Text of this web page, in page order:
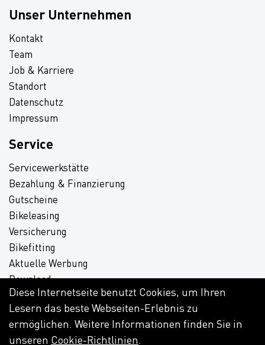
Unser Unternehmen
Kontakt
Team
Job & Karriere
Standort
Datenschutz
Impressum
Service
Servicewerkstätte
Bezahlung & Finanzierung
Gutscheine
Bikeleasing
Versicherung
Bikefitting
Aktuelle Werbung
Download
Diese Internetseite benutzt Cookies, um Ihren
Lesern das beste Webseiten-Erlebnis zu
ermöglichen. Weitere Informationen finden Sie in
unseren Cookie-Richtlinien.